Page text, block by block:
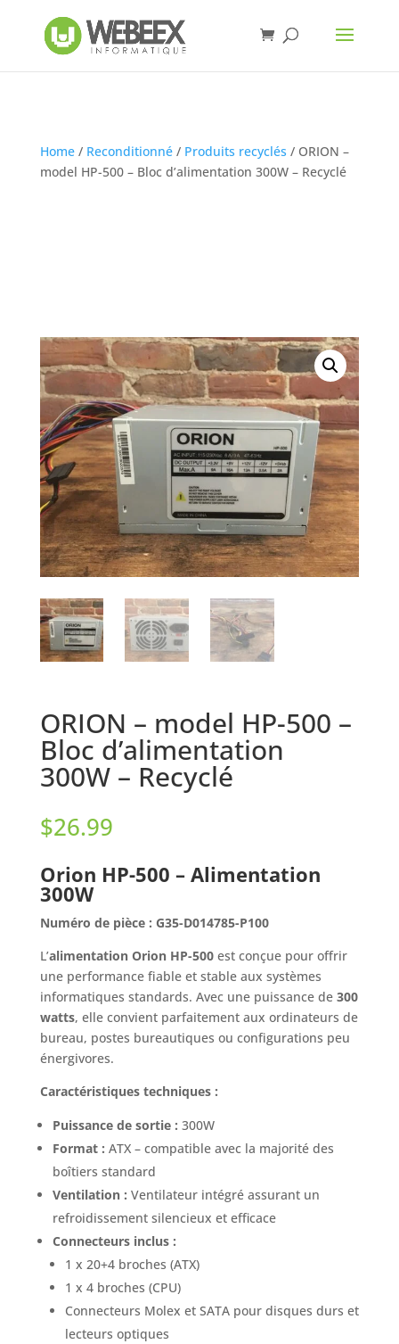
Home/ Reconditionné/ Produits recyclés / ORION –
model HP-500 – Bloc d’alimentation 300W – Recyclé
ORION – model HP-500 –
Bloc d’alimentation
300W – Recyclé
$26.99
Orion HP-500 – Alimentation
300W
Numéro de pièce : G35-D014785-P100
L’alimentation Orion HP-500est conçue pour offrir
une performance fiable et stable aux systèmes
informatiques standards. Avec une puissance de 300
watts, elle convient parfaitement aux ordinateurs de
bureau, postes bureautiques ou configurations peu
énergivores.
Caractéristiques techniques :
Puissance de sortie : 300W
Format : ATX – compatible avec la majorité des
boîtiers standard
Ventilation : Ventilateur intégré assurant un
refroidissement silencieux et efficace
Connecteurs inclus :
1 x 20+4 broches (ATX)
1 x 4 broches (CPU)
Connecteurs Molex et SATA pour disques durs et
lecteurs optiques